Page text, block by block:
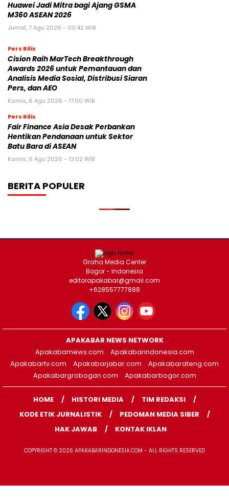
Huawei Jadi Mitra bagi Ajang GSMA
M360 ASEAN 2026
Jumat, 7 Agu 2026 - 00:42 WIB
Pers Rilis
Cision Raih MarTech Breakthrough
Awards 2026 untuk Pemantauan dan
Analisis Media Sosial, Distribusi Siaran
Pers, dan AEO
Kamis, 6 Agu 2026 - 17:00 WIB
Pers Rilis
Fair Finance Asia Desak Perbankan
Hentikan Pendanaan untuk Sektor
Batu Bara di ASEAN
Kamis, 6 Agu 2026 - 13:02 WIB
BERITA POPULER
Graha Media Center
Bogor - Indonesia
editorapakabar@gmail.com
+628557777888
APAKABAR NEWS NETWORK
Apakabarnews.com
Apakabarindonesia.com
Apakabartv.com
Apakabarjabar.com
Apakabarateng.com
Apakabargrobogan.com
Apakabarbogor.com
HOME HISTORI MEDIA
TIM REDAKSI
KODE ETIK JURNALISTIK
PEDOMAN MEDIA SIBER
HAK JAWAB
KONTAK IKLAN
COPYRIGHT © 2026 APAKABARINDONESIA.COM - ALL RIGHTS RESERVED